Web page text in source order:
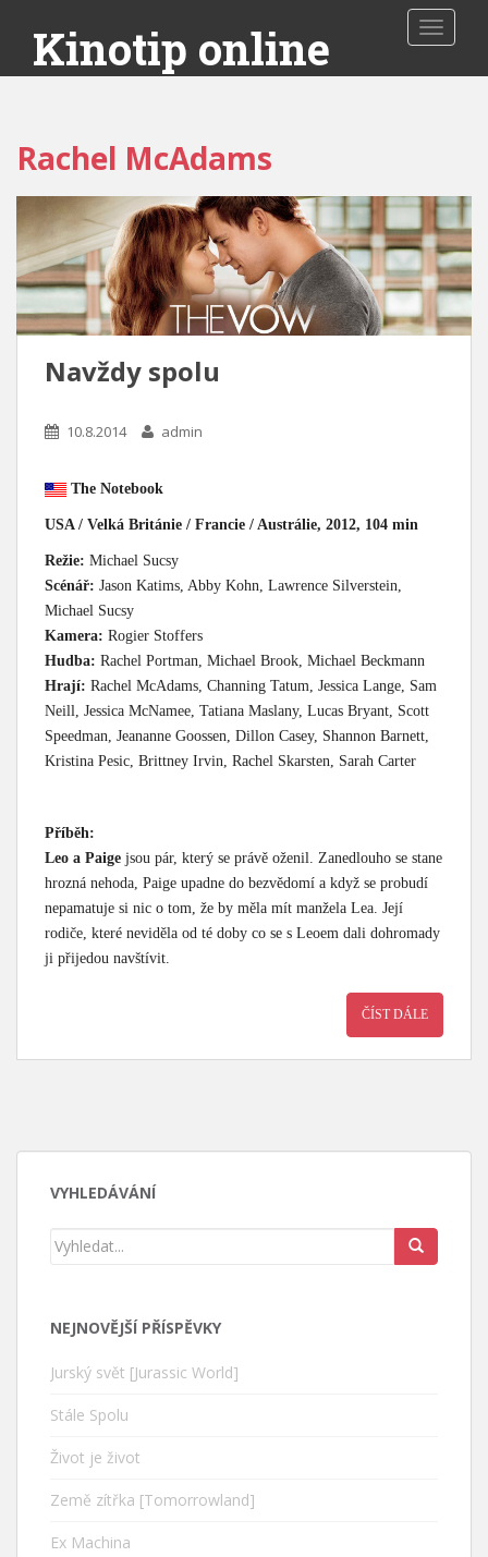
Toggle
Kinotip online
Rachel McAdams
Navždy spolu
10.8.2014 admin
The Notebook
USA / Velká Británie / Francie / Austrálie, 2012, 104 min
Režie: Michael Sucsy
Scénář: Jason Katims, Abby Kohn, Lawrence Silverstein,
Michael Sucsy
Kamera: Rogier Stoffers
Hudba: Rachel Portman, Michael Brook, Michael Beckmann
Hrají: Rachel McAdams, Channing Tatum, Jessica Lange, Sam
Neill, Jessica McNamee, Tatiana Maslany, Lucas Bryant, Scott
Speedman, Jeananne Goossen, Dillon Casey, Shannon Barnett,
Kristina Pesic, Brittney Irvin, Rachel Skarsten, Sarah Carter
Příběh:
Leo a Paige jsou pár, který se právě oženil. Zanedlouho se stane
hrozná nehoda, Paige upadne do bezvědomí a když se probudí
nepamatuje si nic o tom, že by měla mít manžela Lea. Její
rodiče, které neviděla od té doby co se s Leoem dali dohromady
ji přijedou navštívit.
ČÍST DÁLE
VYHLEDÁVÁNÍ
NEJNOVĚJŠÍ PŘÍSPĚVKY
Jurský svět [Jurassic World]
Stále Spolu
Život je život
Země zítřka [Tomorrowland]
Ex Machina